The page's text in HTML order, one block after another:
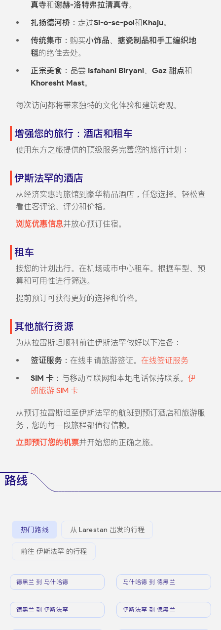
真寺和谢赫-洛特弗拉清真寺。
扎扬德河桥： 走过Si-o-se-pol和Khaju。
传统集市： 购买小饰品、搪瓷制品和手工编织地
毯的绝佳去处。
正宗美食： 品尝 Isfahani Biryani、 Gaz 甜点和
Khoresht Mast。
每次访问都将带来独特的文化体验和建筑奇观。
增强您的旅行：酒店和租车
使用东方之旅提供的顶级服务完善您的旅行计划：
伊斯法罕的酒店
从经济实惠的旅馆到豪华精品酒店，任您选择。轻松查
看住客评论、评分和价格。
浏览优惠信息并放心预订住宿。
租车
按您的计划出行。在机场或市中心租车。根据车型、预
算和可用性进行筛选。
提前预订可获得更好的选择和价格。
其他旅行资源
为从拉雷斯坦顺利前往伊斯法罕做好以下准备：
签证服务： 在线申请旅游签证。 在线签证服务
SIM 卡： 与移动互联网和本地电话保持联系。 伊
朗旅游 SIM 卡
从预订拉雷斯坦至伊斯法罕的航班到预订酒店和旅游服
务，您的每一段旅程都值得信赖。
立即预订您的机票并开始您的正确之旅。
路线
热门路线 从 Larestan 出发的行程
前往 伊斯法罕 的行程
德黑兰 到 马什哈德 马什哈德 到 德黑兰
德黑兰 到 伊斯法罕 伊斯法罕 到 德黑兰